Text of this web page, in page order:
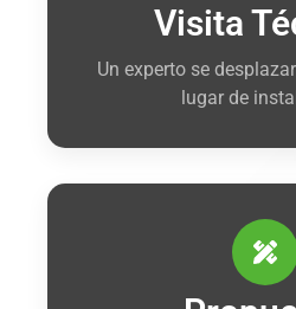
Visita
Un experto se
lugar de